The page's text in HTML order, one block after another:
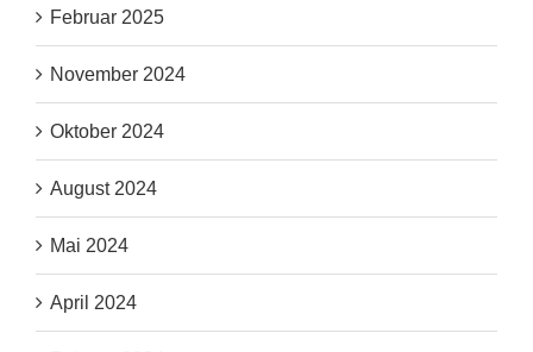
Februar 2025
November 2024
Oktober 2024
August 2024
Mai 2024
April 2024